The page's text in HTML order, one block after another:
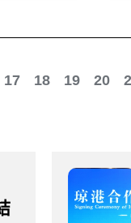
17 18 19 20